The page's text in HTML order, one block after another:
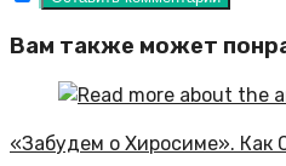
Вам также может
«Забудем о Хиросиме».